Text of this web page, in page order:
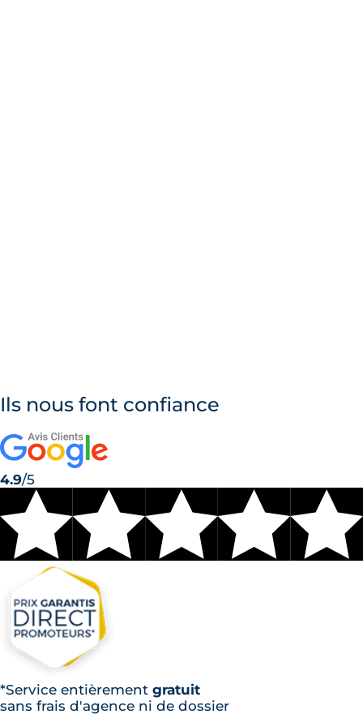
Ils nous font confiance
4.9/5
*Service entièrement gratuit
sans frais d'agence ni de dossier